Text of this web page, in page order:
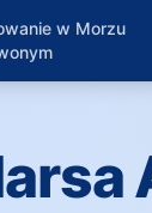
w Morzu